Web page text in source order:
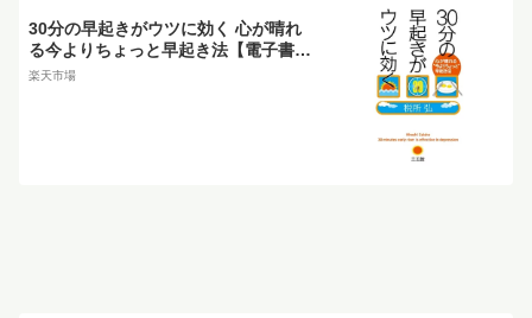
30分の早起きがウツに効く 心が晴れ
る今よりちょっと早起き法【電子書
籍】[ 税所弘 ]
楽天市場